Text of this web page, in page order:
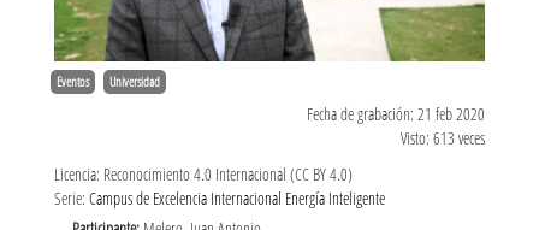
Eventos Universidad
Fecha de grabación: 21 feb 2020
Visto: 613 veces
Licencia: Reconocimiento 4.0 Internacional (CC BY 4.0)
Serie: Campus de Excelencia Internacional Energía Inteligente